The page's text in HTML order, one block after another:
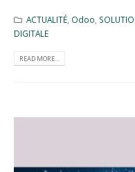
ACTUALITÉ, Odoo
DIGITALE
READ MORE...